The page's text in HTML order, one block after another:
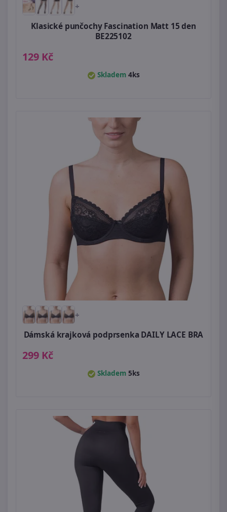
+
Klasické punčochy Fascination Matt 15 den
BE225102
129 Kč
Skladem 4ks
+
Dámská krajková podprsenka DAILY LACE BRA
299 Kč
Skladem 5ks